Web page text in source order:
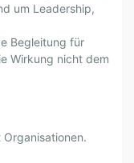
um Leadership,
Begleitung für
Wirkung nicht dem